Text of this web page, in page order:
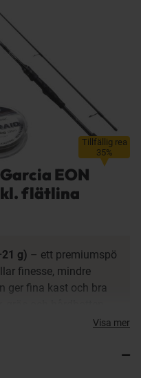
Tillfällig rea
35%
EON
flätlina
g) – ett premiumspö
finesse, mindre
ger fina kast och bra
Hurricane
Visa mer